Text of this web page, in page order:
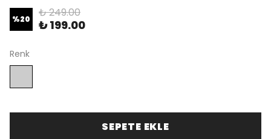
%20 ₺ 249.00
₺ 199.00
Renk
SEPETE EKLE